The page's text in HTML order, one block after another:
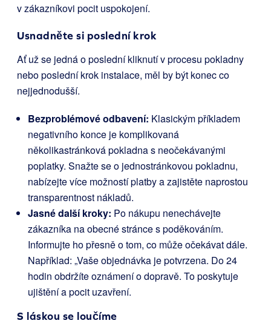
v zákazníkovi pocit uspokojení.
Usnadněte si poslední krok
Ať už se jedná o poslední kliknutí v procesu pokladny
nebo poslední krok instalace, měl by být konec co
nejjednodušší.
Bezproblémové odbavení: Klasickým příkladem
negativního konce je komplikovaná
několikastránková pokladna s neočekávanými
poplatky. Snažte se o jednostránkovou pokladnu,
nabízejte více možností platby a zajistěte naprostou
transparentnost nákladů.
Jasné další kroky: Po nákupu nenechávejte
zákazníka na obecné stránce s poděkováním.
Informujte ho přesně o tom, co může očekávat dále.
Například: „Vaše objednávka je potvrzena. Do 24
hodin obdržíte oznámení o dopravě. To poskytuje
ujištění a pocit uzavření.
S láskou se loučíme